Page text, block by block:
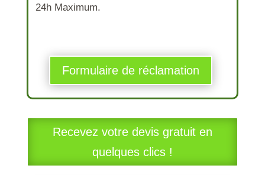
24h Maximum.
Formulaire de réclamation
Recevez votre devis gratuit en
quelques clics !